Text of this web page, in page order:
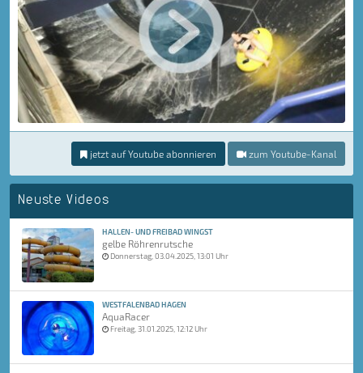
jetzt auf Youtube abonnieren zum Youtube-Kanal
Neuste Videos
HALLEN- UND FREIBAD WINGST
gelbe Röhrenrutsche
Donnerstag, 03.04.2025, 13:01 Uhr
WESTFALENBAD HAGEN
AquaRacer
Freitag, 31.01.2025, 12:12 Uhr